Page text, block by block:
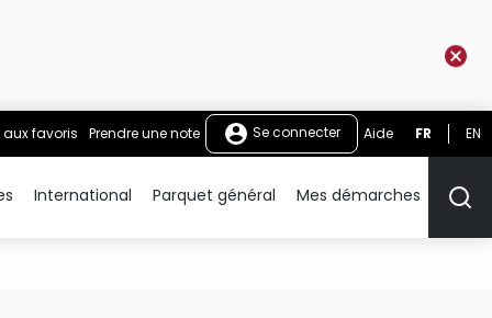
aux favoris Prendre une note Se connecter Aide FR EN
International Parquet général Mes démarches